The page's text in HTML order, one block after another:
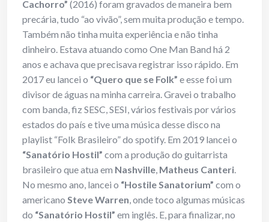
Cachorro” (2016) foram gravados de maneira bem
precária, tudo “ao vivão”, sem muita produção e tempo.
Também não tinha muita experiência e não tinha
dinheiro. Estava atuando como One Man Band há 2
anos e achava que precisava registrar isso rápido. Em
2017 eu lancei o “Quero que se Folk” e esse foi um
divisor de águas na minha carreira. Gravei o trabalho
com banda, fiz SESC, SESI, vários festivais por vários
estados do país e tive uma música desse disco na
playlist “Folk Brasileiro” do spotify. Em 2019 lancei o
“Sanatório Hostil” com a produção do guitarrista
brasileiro que atua em Nashville, Matheus Canteri.
No mesmo ano, lancei o “Hostile Sanatorium” com o
americano Steve Warren, onde toco algumas músicas
do “Sanatório Hostil” em inglês. E, para finalizar, no